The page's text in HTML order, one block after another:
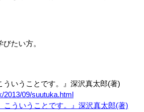
たい方。
いうことです。』深沢真太郎(著)
2013/09/suutuka.html